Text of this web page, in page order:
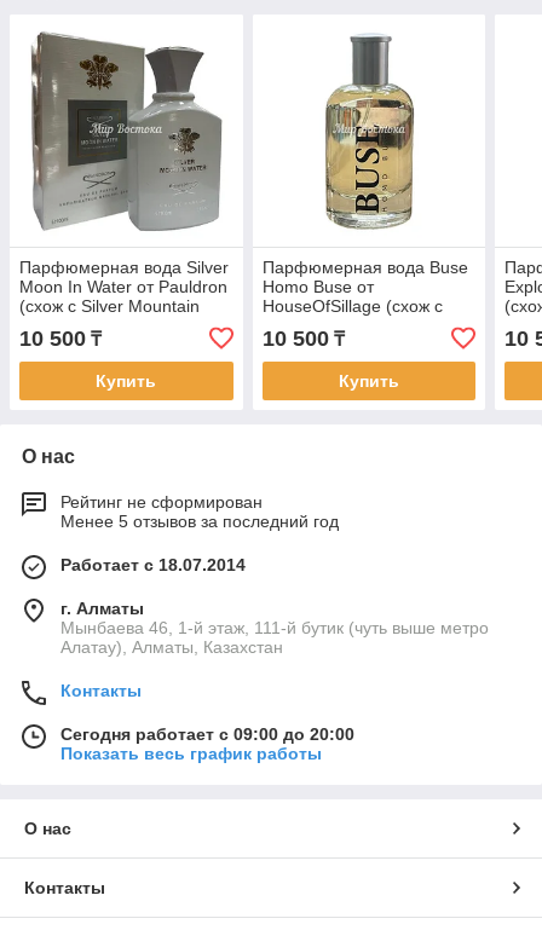
Парфюмерная вода Silver
Moon In Water от Pauldron
(схож с Silver Mountain
Water от Cree, 100 мл)
10 500 ₸
Купить
Парфюмерная вода Buse
Homo Buse от
HouseOfSillage (схож с
Boss Bottled от Hugo Boss,
100 мл)
10 500₸
Купить
10
О нас
Рейтинг не сформирован
Менее 5 отзывов за последний год
Работает с 18.07.2014
г. Алматы
Мынбаева 46, 1-й этаж, 111-й бутик (чуть выше метро
Алатау), Алматы, Казахстан
Контакты
Сегодня работает с 09:00 до 20:00
Показать весь график работы
О нас
Контакты